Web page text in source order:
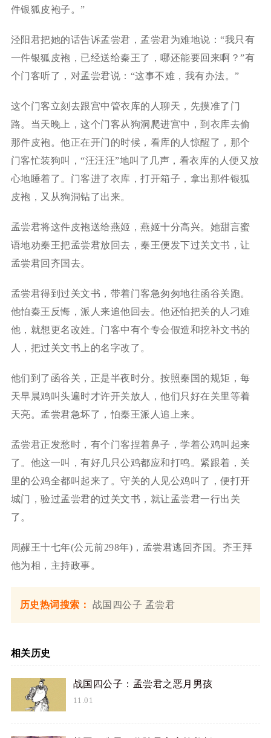
件银狐皮袍子。”
泾阳君把她的话告诉孟尝君，孟尝君为难地说：“我只有
一件银狐皮袍，已经送给秦王了，哪还能要回来啊？”有
个门客听了，对孟尝君说：“这事不难，我有办法。”
这个门客立刻去跟宫中管衣库的人聊天，先摸准了门
路。当天晚上，这个门客从狗洞爬进宫中，到衣库去偷
那件皮袍。他正在开门的时候，看库的人惊醒了，那个
门客忙装狗叫，“汪汪汪”地叫了几声，看衣库的人便又放
心地睡着了。门客进了衣库，打开箱子，拿出那件银狐
皮袍，又从狗洞钻了出来。
孟尝君将这件皮袍送给燕姬，燕姬十分高兴。她甜言蜜
语地劝秦王把孟尝君放回去，秦王便发下过关文书，让
孟尝君回齐国去。
孟尝君得到过关文书，带着门客急匆匆地往函谷关跑。
他怕秦王反悔，派人来追他回去。他还怕把关的人刁难
他，就想更名改姓。门客中有个专会假造和挖补文书的
人，把过关文书上的名字改了。
他们到了函谷关，正是半夜时分。按照秦国的规矩，每
天早晨鸡叫头遍时才许开关放人，他们只好在关里等着
天亮。孟尝君急坏了，怕秦王派人追上来。
孟尝君正发愁时，有个门客捏着鼻子，学着公鸡叫起来
了。他这一叫，有好几只公鸡都应和打鸣。紧跟着，关
里的公鸡全都叫起来了。守关的人见公鸡叫了，便打开
城门，验过孟尝君的过关文书，就让孟尝君一行出关
了。
周赧王十七年(公元前298年)，孟尝君逃回齐国。齐王拜
他为相，主持政事。
历史热词搜索： 战国四公子 孟尝君
相关历史
战国四公子：孟尝君之恶月男孩
11.01